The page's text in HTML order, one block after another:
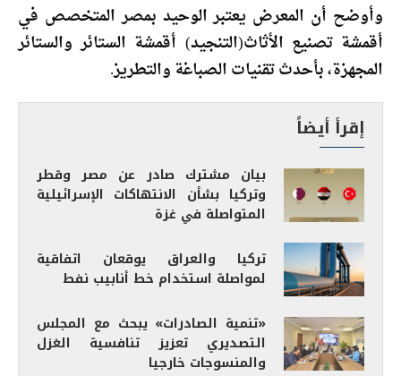
وأوضح أن المعرض يعتبر الوحيد بمصر المتخصص في
أقمشة تصنيع الأثاث(التنجيد) أقمشة الستائر والستائر
المجهزة، بأحدث تقنيات الصباغة والتطريز.
إقرأ أيضاً
بيان مشترك صادر عن مصر وقطر
وتركيا بشأن الانتهاكات الإسرائيلية
المتواصلة في غزة
تركيا والعراق يوقعان اتفاقية
لمواصلة استخدام خط أنابيب نفط
«تنمية الصادرات» يبحث مع المجلس
التصديري تعزيز تنافسية الغزل
والمنسوجات خارجيا